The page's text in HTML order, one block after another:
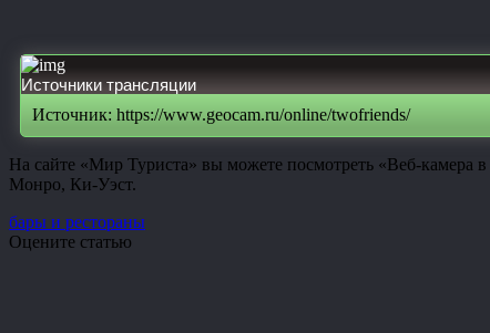
Источники трансляции
Источник: https://www.geocam.ru/online/twofriends/
На сайте «Мир Туриста» вы можете посмотреть «Веб-
Монро, Ки-Уэст.
бары и рестораны
Оцените статью